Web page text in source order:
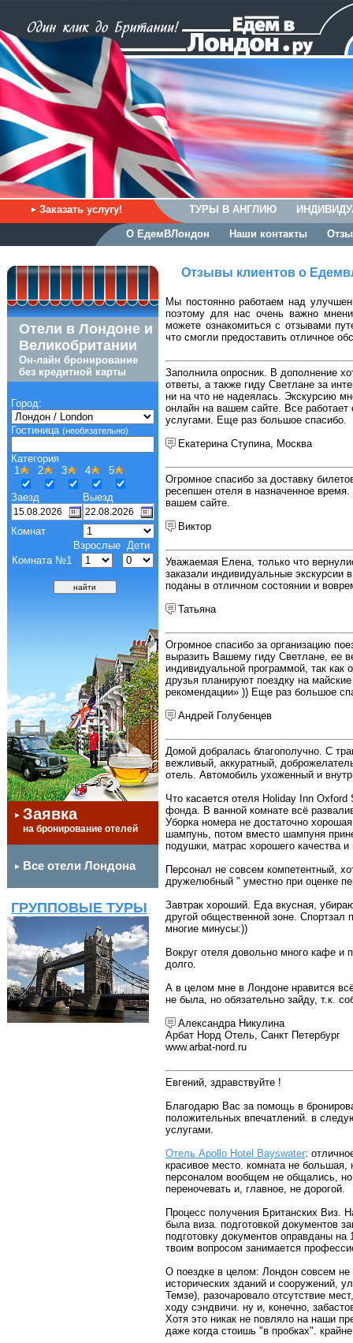
Заказать услугу! ТУРЫ В АНГЛИЮ
О ЕдемВЛондон Наши контакты
Отели в Лондоне и
Великобритании
Он-лайн бронирование
без кредитной карты
Город:
Гостиница (необязательно)
Категория
1
2 3 4 5
Заезд Выезд
Комнат
Взрослые Дети
Комната №1
Заявка
на бронирование отелей
Все отели Лондона
ГРУППОВЫЕ ТУРЫ
Отзывы клиентов о
Мы постоянно работаем над
поэтому для нас очень важно
можете ознакомиться с отзывами
что смогли предоставить отличное
Заполнила опросник. В дополнение
ответы, а также гиду Светлане за
ни на что не надеялась. Экскурсию
онлайн на вашем сайте. Все
услугами. Еще раз большое спасибо.
Екатерина Ступина, Москва
Огромное спасибо за доставку
ресепшен отеля в назначенное
вашем сайте.
Виктор
Уважаемая Елена, только что
заказали индивидуальные
поданы в отличном состоянии и
Татьяна
Огромное спасибо за организацию
выразить Вашему гиду Светлане, ее
индивидуальной программой, так
друзья планируют поездку на
рекомендации» )) Еще раз большое
Андрей Голубенцев
Домой добралась благополучно. С
вежливый, аккуратный,
отель. Автомобиль ухоженный и
Что касается отеля Holiday Inn
фонда. В ванной комнате всё
Уборка номера не достаточно
шампунь, потом вместо шампуня
подушки, матрас хорошего качества
Персонал не совсем компетентный,
дружелюбный " уместно при оценке
Завтрак хороший. Еда вкусная,
другой общественной зоне. Спортзал
многие минусы:))
Вокруг отеля довольно много кафе и
долго.
А в целом мне в Лондоне нравится
не была, но обязательно зайду, т.к.
Александра Никулина
Арбат Норд Отель, Санкт Петербург
www.arbat-nord.ru
Евгений, здравствуйте !
Благодарю Вас за помощь в
положительных впечатлений. в
услугами.
Отель Apollo Hotel Bayswater:
красивое место. комната не большая,
персоналом вообщем не общались, но
переночевать и, главное, не дорогой.
Процесс получения Британских Виз.
была виза. подготовкой документов
подготовку документов оправданы
твоим вопросом занимается
О поездке в целом: Лондон совсем
исторических зданий и сооружений,
Темзе), разочаровало отсутствие
ходу сэндвичи. ну и, конечно,
Хотя это никак не повляло на наши
даже когда стоишь "в пробках".